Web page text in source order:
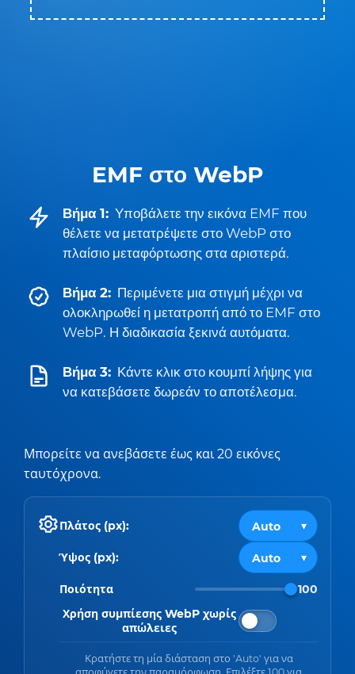
EMF στο WebP
Βήμα 1: Υποβάλετε την εικόνα EMF που
θέλετε να μετατρέψετε στο WebP στο
πλαίσιο μεταφόρτωσης στα αριστερά.
Βήμα 2: Περιμένετε μια στιγμή μέχρι να
ολοκληρωθεί η μετατροπή από το EMF στο
WebP. Η διαδικασία ξεκινά αυτόματα.
Βήμα 3: Κάντε κλικ στο κουμπί λήψης για
να κατεβάσετε δωρεάν το αποτέλεσμα.
Μπορείτε να ανεβάσετε έως και 20 εικόνες
ταυτόχρονα.
Πλάτος (px):
Ύψος (px):
Ποιότητα
100
Χρήση συμπίεσης WebP χωρίς
απώλειες
Κρατήστε τη μία διάσταση στο 'Auto' για να